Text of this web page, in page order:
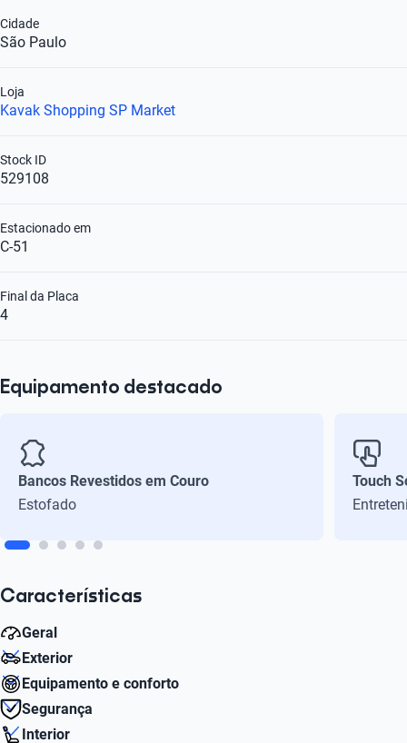
São Paulo
Cidade
Kavak Shopping SP Market
Loja
529108
Stock ID
C-51
Estacionado em
4
Final da Placa
Equipamento destacado
Bancos Revestidos em Couro
Estofado
Touch
Características
Geral
6
Número de velocidades
Litros
Exterior
17
Número de Aro
Equipamento e conforto
Sistema de assistência ao estacionamento
Segurança
Interior